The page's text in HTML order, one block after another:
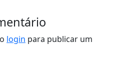
login para publicar um